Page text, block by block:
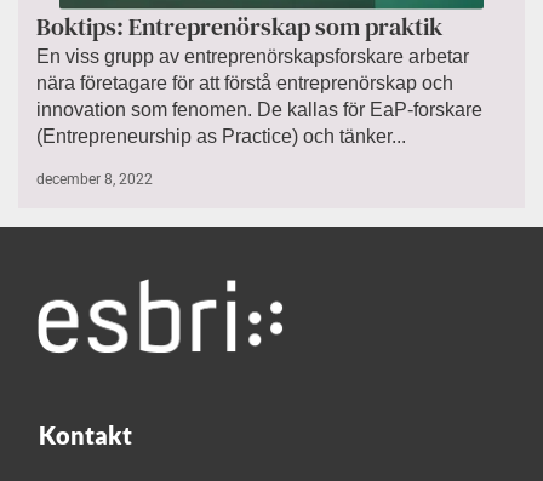
Boktips: Entreprenörskap som praktik
En viss grupp av entreprenörskapsforskare arbetar
nära företagare för att förstå entreprenörskap och
innovation som fenomen. De kallas för EaP-forskare
(Entrepreneurship as Practice) och tänker...
december 8, 2022
Kontakt